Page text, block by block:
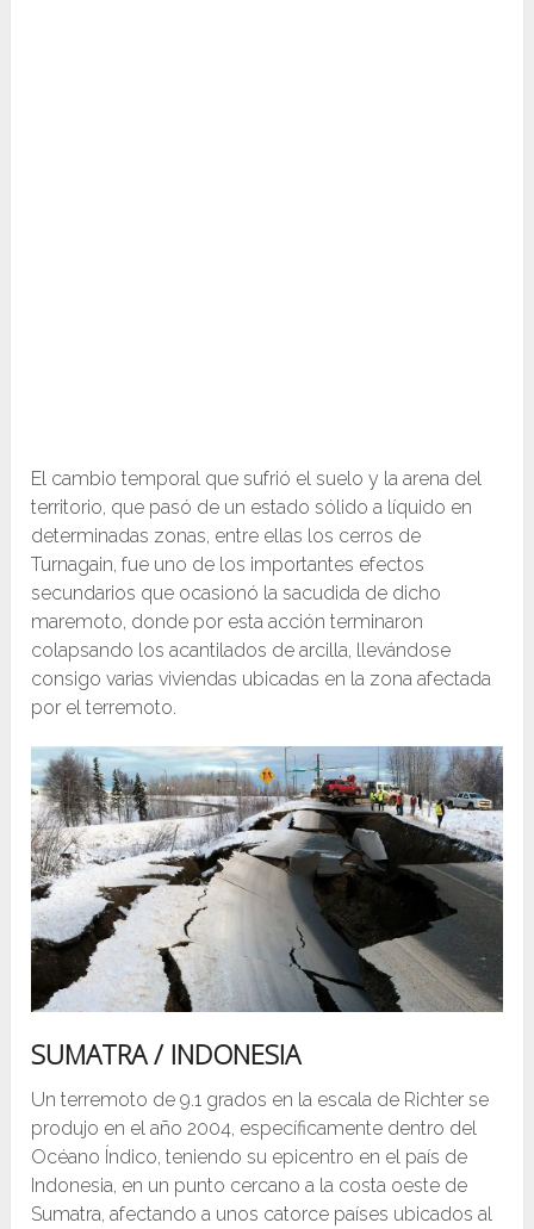
El cambio temporal que sufrió el suelo y la arena del
territorio, que pasó de un estado sólido a líquido en
determinadas zonas, entre ellas los cerros de
Turnagain, fue uno de los importantes efectos
secundarios que ocasionó la sacudida de dicho
maremoto, donde por esta acción terminaron
colapsando los acantilados de arcilla, llevándose
consigo varias viviendas ubicadas en la zona afectada
por el terremoto.
SUMATRA / INDONESIA
Un terremoto de 9.1 grados en la escala de Richter se
produjo en el año 2004, específicamente dentro del
Océano Índico, teniendo su epicentro en el país de
Indonesia, en un punto cercano a la costa oeste de
Sumatra, afectando a unos catorce países ubicados al